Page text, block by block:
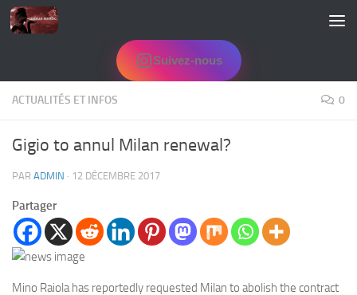
Skip to content
Suivez-nous
ACTUALITÉS ET INFOS 0
Gigio to annul Milan renewal?
PAR ADMIN · 12 DÉCEMBRE 2017
Partager
Mino Raiola has reportedly requested Milan to abolish the contract